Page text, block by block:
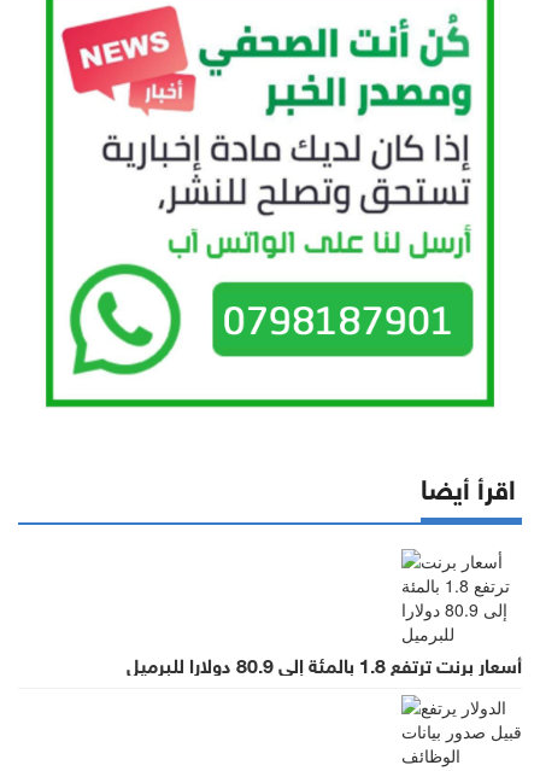
اقرأ أيضا
أسعار برنت ترتفع 1.8 بالمئة إلى 80.9 دولارا للبرميل